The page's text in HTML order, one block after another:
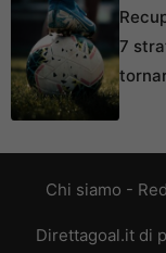
7
Chi siamo -
Direttagoal.it di